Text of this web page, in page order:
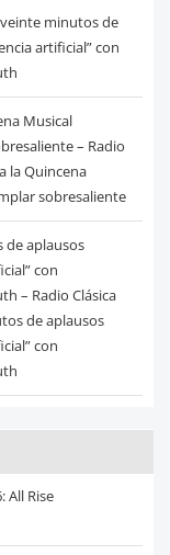
minutos de
artificial” con
Musical
– Radio
la Quincena
sobresaliente
de aplausos
con
– Radio Clásica
de aplausos
con
All Rise